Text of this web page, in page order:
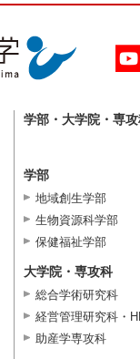
学部・大学院・専
学部
地域創生学部
生物資源科学部
保健福祉学部
大学院・専攻科
総合学術研究科
経営管理研究科・
助産学専攻科